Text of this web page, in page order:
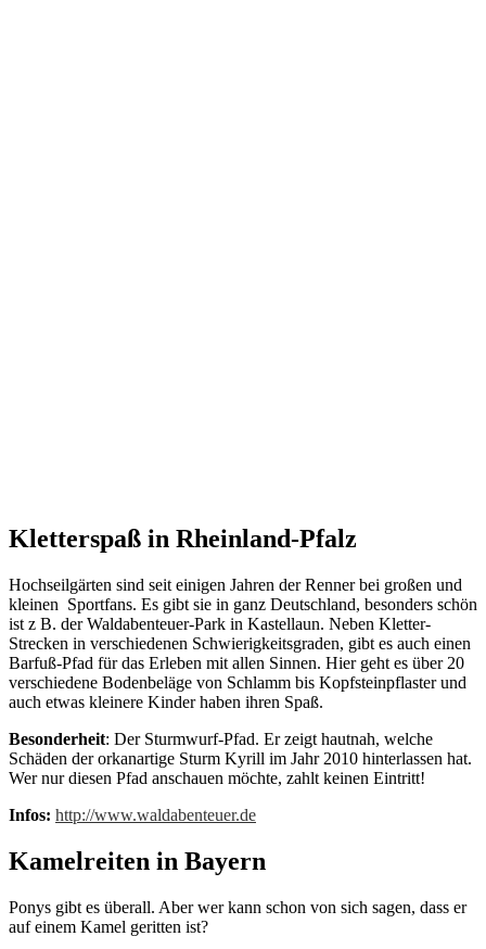
Kletterspaß in Rheinland-Pfalz
Hochseilgärten sind seit einigen Jahren der Renner bei großen und
kleinen Sportfans. Es gibt sie in ganz Deutschland, besonders schön
ist z B. der Waldabenteuer-Park in Kastellaun. Neben Kletter-
Strecken in verschiedenen Schwierigkeitsgraden, gibt es auch einen
Barfuß-Pfad für das Erleben mit allen Sinnen. Hier geht es über 20
verschiedene Bodenbeläge von Schlamm bis Kopfsteinpflaster und
auch etwas kleinere Kinder haben ihren Spaß.
Besonderheit: Der Sturmwurf-Pfad. Er zeigt hautnah, welche
Schäden der orkanartige Sturm Kyrill im Jahr 2010 hinterlassen hat.
Wer nur diesen Pfad anschauen möchte, zahlt keinen Eintritt!
Infos: http://www.waldabenteuer.de
Kamelreiten in Bayern
Ponys gibt es überall. Aber wer kann schon von sich sagen, dass er
auf einem Kamel geritten ist?